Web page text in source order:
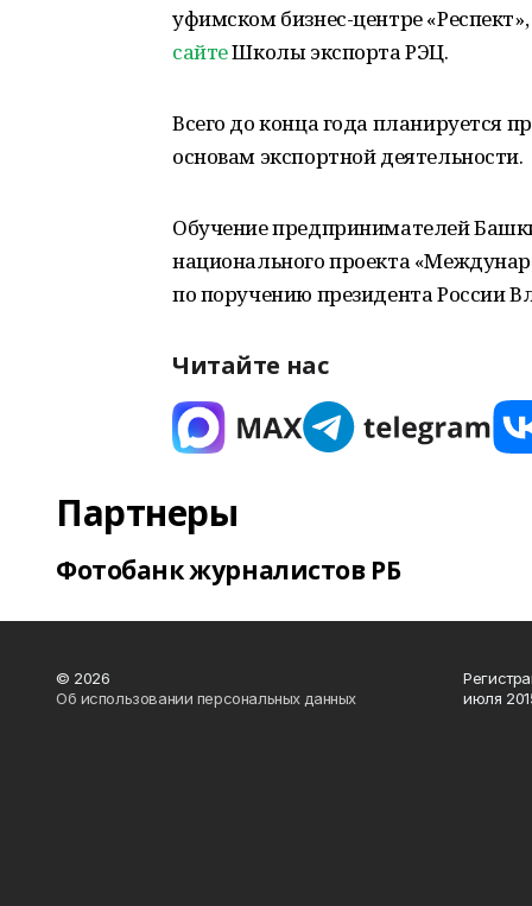
уфимском бизнес-центре
сайтеШколы экспорта РЭЦ.
Всего до конца года планируется
основам экспортной деятельности.
Обучение предпринимателей
национального проекта
по поручению президента России
Читайте нас
Партнеры
Фотобанк журналистов РБ
© 2026
Об использовании персональных данных
июля